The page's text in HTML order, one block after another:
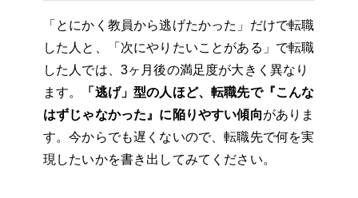
「とにかく教員から逃げたかった」だけで転職
した人と、「次にやりたいことがある」で転職
した人では、3ヶ月後の満足度が大きく異なり
ます。
「逃げ」型の人ほど、転職先で『こんな
はずじゃなかった』に陥りやすい傾向がありま
す。今からでも遅くないので、転職先で何を実
現したいかを書き出してみてください。